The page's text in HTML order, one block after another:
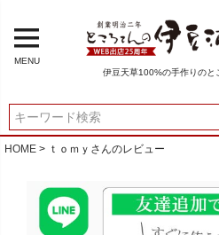
MENU
伊豆天草100%の手作りのと
HOME ｔｏｍｙさんのレビュー